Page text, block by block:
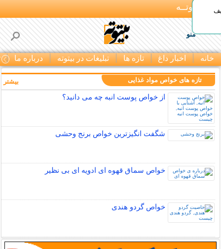
بـیتوتــه
منو
خانه اخبار داغ تازه ها تبلیغات در بیتوته درباره ما
تازه های خواص مواد غذایی
از خواص پوست انبه چه می دانید؟
شگفت انگیزترین خواص برنج وحشی
خواص سماق قهوه ای ادویه ای بی نظیر
خواص گردو هندی
بیشتر